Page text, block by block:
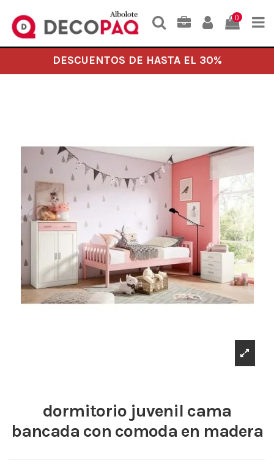
0
DESCUENTOS DE HASTA EL 30%
dormitorio juvenil cama
bancada con comoda en madera